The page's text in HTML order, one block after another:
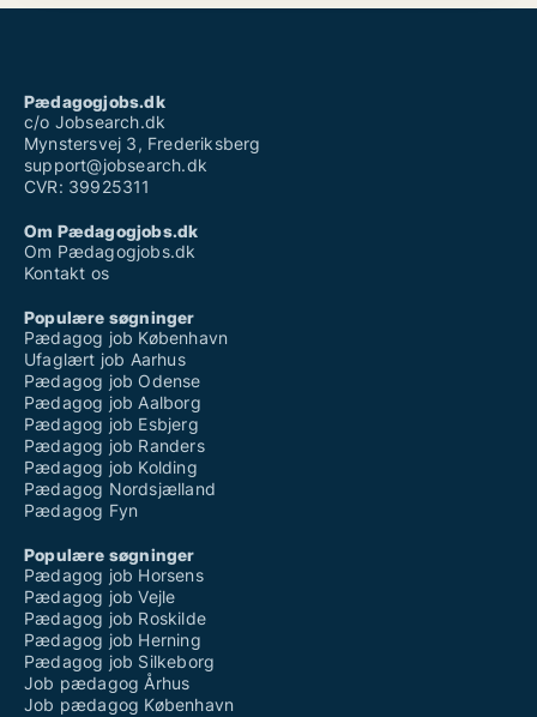
Pædagogjobs.dk
c/o Jobsearch.dk
Mynstersvej 3, Frederiksberg
support@jobsearch.dk
CVR: 39925311
Om Pædagogjobs.dk
Om Pædagogjobs.dk
Kontakt os
Populære søgninger
Pædagog job København
Ufaglært job Aarhus
Pædagog job Odense
Pædagog job Aalborg
Pædagog job Esbjerg
Pædagog job Randers
Pædagog job Kolding
Pædagog Nordsjælland
Pædagog Fyn
Populære søgninger
Pædagog job Horsens
Pædagog job Vejle
Pædagog job Roskilde
Pædagog job Herning
Pædagog job Silkeborg
Job pædagog Århus
Job pædagog København